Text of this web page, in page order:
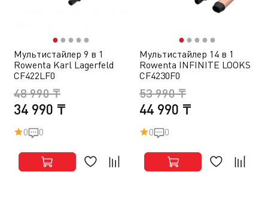
●● ● ● ●
Мультистайлер 9 в 1
Rowenta Karl Lagerfeld
CF422LF0
34 990 ₸
48 990 ₸
0 0
●● ● ● ●
Мультистайлер 14 в 1
Rowenta INFINITE LOOKS
CF4230F0
44 990 ₸
53 990 ₸
0 0